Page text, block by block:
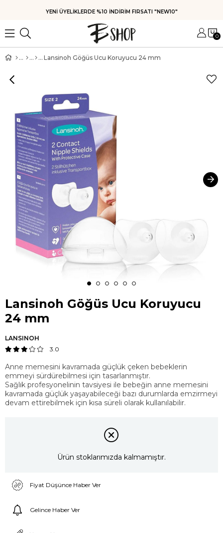
2.500 TL VE ÜZERİ SİPARİŞLERDE KARGO ÜCRETSİZ!
0
Lansinoh Göğüs Ucu Koruyucu 24 mm
Lansinoh Göğüs Ucu Koruyucu
24 mm
LANSINOH
3.0
Anne memesini kavramada güçlük çeken bebeklerin
emmeyi sürdürebilmesi için tasarlanmıştır.
Sağlık profesyonelinin tavsiyesi ile bebeğin anne memesini
kavramada güçlük yaşayabileceği bazı durumlarda emzirmeyi
devam ettirebilmek için kısa süreli olarak kullanılabilir.
Ürün stoklarımızda kalmamıştır.
Fiyat Düşünce Haber Ver
Gelince Haber Ver